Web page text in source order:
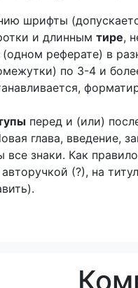
шрифты
и длинным тире,
реферате) в
по 3-4 и
перед и (или)
глава, введение,
знаки. Как
(?), на